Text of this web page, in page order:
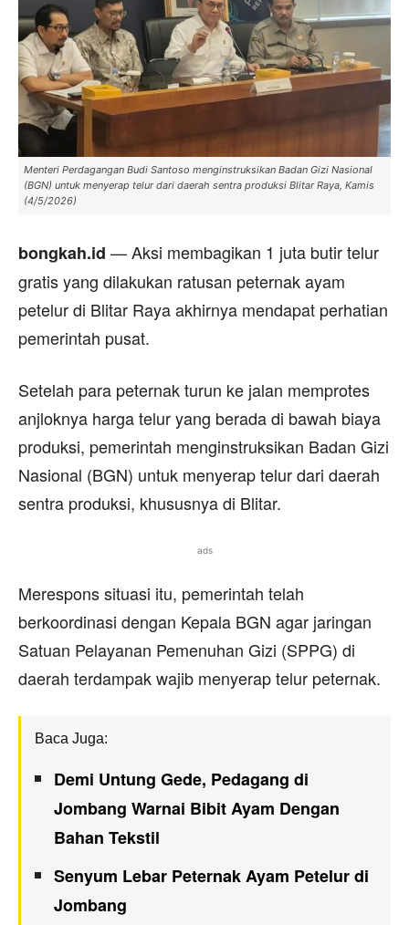
Menteri Perdagangan Budi Santoso menginstruksikan Badan Gizi Nasional
(BGN) untuk menyerap telur dari daerah sentra produksi Blitar Raya, Kamis
(4/5/2026)
bongkah.id — Aksi membagikan 1 juta butir telur
gratis yang dilakukan ratusan peternak ayam
petelur di Blitar Raya akhirnya mendapat perhatian
pemerintah pusat.
Setelah para peternak turun ke jalan memprotes
anjloknya harga telur yang berada di bawah biaya
produksi, pemerintah menginstruksikan Badan Gizi
Nasional (BGN) untuk menyerap telur dari daerah
sentra produksi, khususnya di Blitar.
ads
Merespons situasi itu, pemerintah telah
berkoordinasi dengan Kepala BGN agar jaringan
Satuan Pelayanan Pemenuhan Gizi (SPPG) di
daerah terdampak wajib menyerap telur peternak.
Baca Juga:
Demi Untung Gede, Pedagang di
Jombang Warnai Bibit Ayam Dengan
Bahan Tekstil
Senyum Lebar Peternak Ayam Petelur di
Jombang